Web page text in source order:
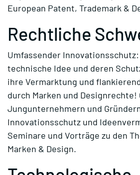
European Patent, Trademark &
Rechtliche
Umfassender
technische Idee und deren
ihre Vermarktung und
durch Marken und Designrechte!
Jungunternehmern und
Innovationsschutz und
Seminare und Vorträge zu den
Marken & Design.